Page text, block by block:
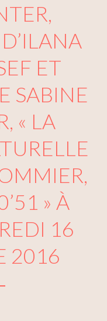
ET
SABINE
« LA
» À
16
2016